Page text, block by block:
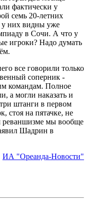
фактически у
семь 20-летних
у них видны уже
в Сочи. А что у
игроки? Надо думать
все говорили только
соперник -
командам. Полное
а могли наказать и
штанги в первом
стоя на пятачке, не
реваншизме мы вообще
Шадрин в
ИА "Ореанда-Новости"